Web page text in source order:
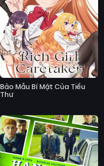
Bảo Mẫu Bí Mật Của Tiểu
Thư